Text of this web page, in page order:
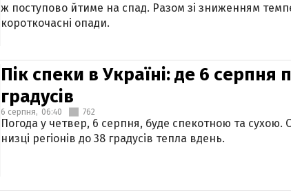
ж поступово йтиме на спад. Разом зі зниженням
короткочасні опади.
Пік спеки в Україні: де 6 серпня
градусів
6 серпня, 06:40 762
Погода у четвер, 6 серпня, буде спекотною та сухою.
низці регіонів до 38 градусів тепла вдень.